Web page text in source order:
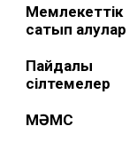
Мемлекеттік
сатып алулар
Пайдалы
сілтемелер
МӘМС